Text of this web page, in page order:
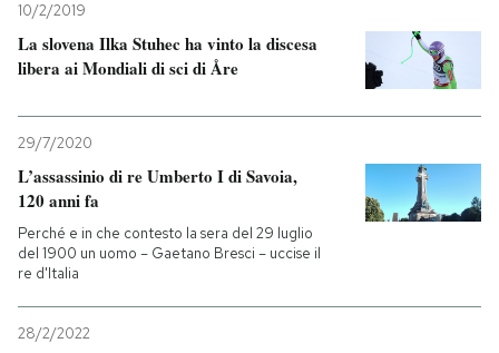
10/2/2019
La slovena Ilka Stuhec ha vinto la discesa
libera ai Mondiali di sci di Åre
29/7/2020
L’assassinio di re Umberto I di Savoia,
120 anni fa
Perché e in che contesto la sera del 29 luglio
del 1900 un uomo – Gaetano Bresci – uccise il
re d'Italia
28/2/2022